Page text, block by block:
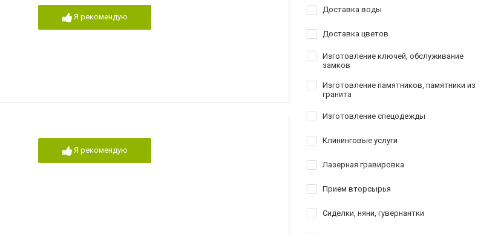
Я рекомендую
Я рекомендую
Доставка воды
Доставка цветов
Изготовление ключей, обслуживание
замков
Изготовление памятников, памятники из
гранита
Изготовление спецодежды
Клининговые услуги
Лазерная гравировка
Прием вторсырья
Сиделки, няни, гувернантки